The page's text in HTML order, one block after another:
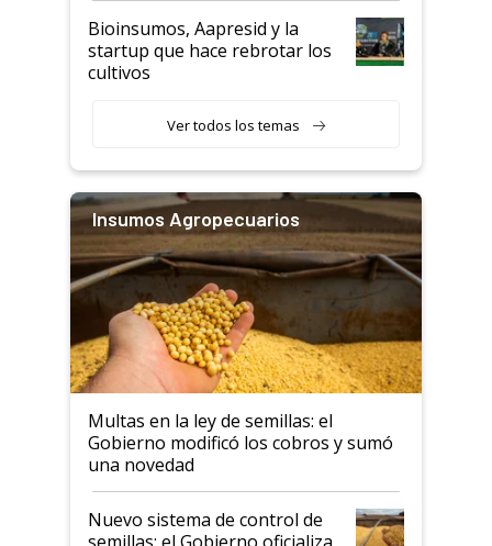
Bioinsumos, Aapresid y la
startup que hace rebrotar los
cultivos
Ver todos los temas
Insumos Agropecuarios
Multas en la ley de semillas: el
Gobierno modificó los cobros y sumó
una novedad
Nuevo sistema de control de
semillas: el Gobierno oficializa